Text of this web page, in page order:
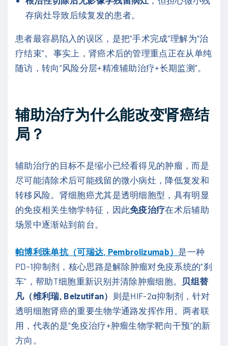
存病灶导致后续复发的患者。
患者最容易陷入的误区，是把“手术完成”理解为“治
疗结束”。事实上，肾癌术后的管理重点正在从单纯
随访，转向“风险分层+精准辅助治疗+长期监测”。
辅助治疗为什么能改变肾癌结
局？
辅助治疗的目标不是缩小已经看得见的肿瘤，而是
尽可能清除术后可能残留的微小病灶，降低复发和
转移风险。肾细胞癌尤其是透明细胞型，具有明显
的免疫相关生物学特征，因此免疫治疗在术后辅助
场景中逐渐站到前台。
帕博利珠单抗（可瑞达, Pembrolizumab） 是一种
PD-1抑制剂，核心思路是解除肿瘤对免疫系统的“刹
车”，帮助T细胞重新识别并清除肿瘤细胞。
贝组替
凡（维利瑞, Belzutifan）
则是HIF-2α抑制剂，针对
透明细胞肾癌的重要生物学通路发挥作用。两者联
用，代表的是“免疫治疗+肿瘤生物学靶向干预”的新
方向。